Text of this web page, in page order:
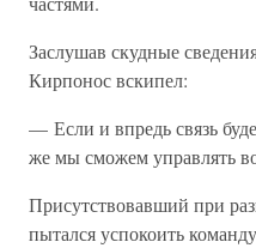
Заслушав скудные
Кирпонос вскипел:
— Если и впредь связь
же мы сможем управлять
Присутствовавший при
пытался успокоить